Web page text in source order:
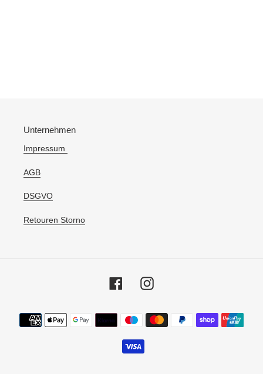
Unternehmen
Impressum
AGB
DSGVO
Retouren Storno
FacebookInstagram
Zahlungsmethoden